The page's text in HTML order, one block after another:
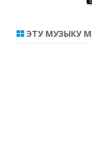
ЭТУ МУЗЫКУ